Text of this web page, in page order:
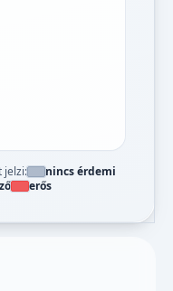
jelzi:
nincs érdemi
erős